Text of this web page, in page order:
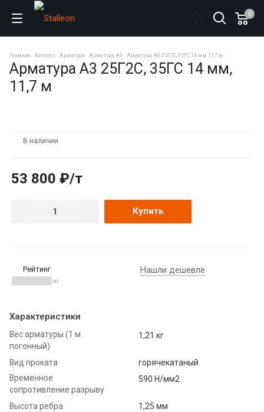
0
Главная Каталог Арматура Арматура А3 Арматура А3 25Г2С, 35ГС 14 мм, 11,7 м
Арматура А3 25Г2С, 35ГС 14 мм,
11,7 м
В наличии
53 800 ₽/т
Купить
Рейтинг
(0)
Нашли дешевле
Характеристики
Вес арматуры (1 м
погонный)
1,21 кг
Вид проката
горячекатаный
Временное
сопротивление разрыву
590 Н/мм2
Высота ребра
1,25 мм